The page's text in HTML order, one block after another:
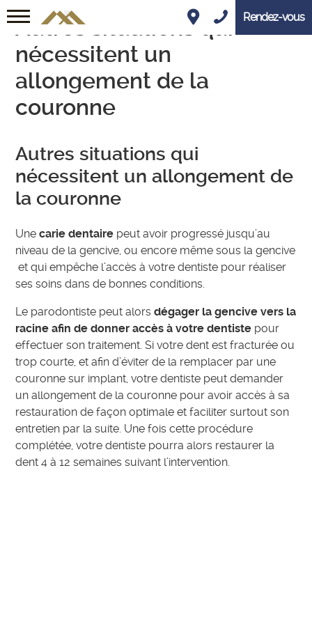
Rendez-vous
Autres situations qui
nécessitent un
allongement de la
couronne
Autres situations qui
nécessitent un allongement de
la couronne
Unecarie dentaire peut avoir progressé jusqu’au
niveau de la gencive, ou encore même sous la gencive
et qui empêche l’accès à votre dentiste pour réaliser
ses soins dans de bonnes conditions.
Le parodontiste peut alorsdégager la gencive vers la
racine afin de donner accès à votre dentiste pour
effectuer son traitement. Si votre dent est fracturée ou
trop courte, et afin d’éviter de la remplacer par une
couronne sur implant, votre dentiste peut demander
un allongement de la couronne pour avoir accès à sa
restauration de façon optimale et faciliter surtout son
entretien par la suite. Une fois cette procédure
complétée, votre dentiste pourra alors restaurer la
dent 4 à 12 semaines suivant l’intervention.